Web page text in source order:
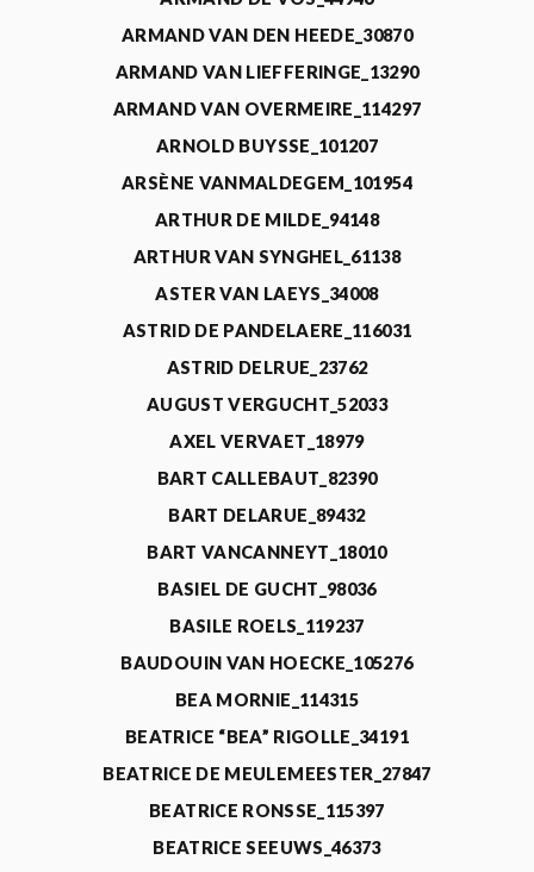
ARMAND VAN DEN HEEDE_30870
ARMAND VAN LIEFFERINGE_13290
ARMAND VAN OVERMEIRE_114297
ARNOLD BUYSSE_101207
ARSÈNE VANMALDEGEM_101954
ARTHUR DE MILDE_94148
ARTHUR VAN SYNGHEL_61138
ASTER VAN LAEYS_34008
ASTRID DE PANDELAERE_116031
ASTRID DELRUE_23762
AUGUST VERGUCHT_52033
AXEL VERVAET_18979
BART CALLEBAUT_82390
BART DELARUE_89432
BART VANCANNEYT_18010
BASIEL DE GUCHT_98036
BASILE ROELS_119237
BAUDOUIN VAN HOECKE_105276
BEA MORNIE_114315
BEATRICE “BEA” RIGOLLE_34191
BEATRICE DE MEULEMEESTER_27847
BEATRICE RONSSE_115397
BEATRICE SEEUWS_46373